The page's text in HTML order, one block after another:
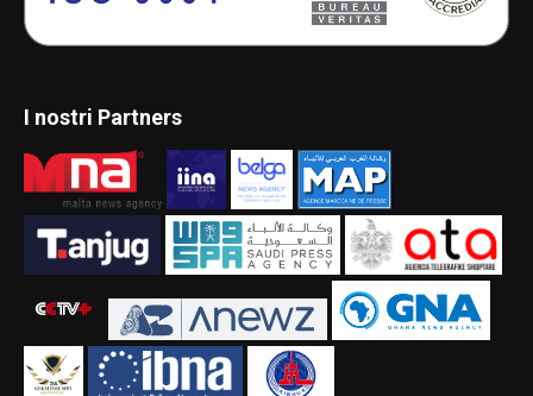
I nostri Partners